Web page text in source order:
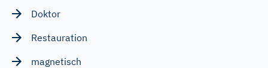
Doktor
Restauration
magnetisch